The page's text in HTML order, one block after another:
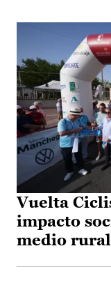
Vuelta
impacto
medio rural